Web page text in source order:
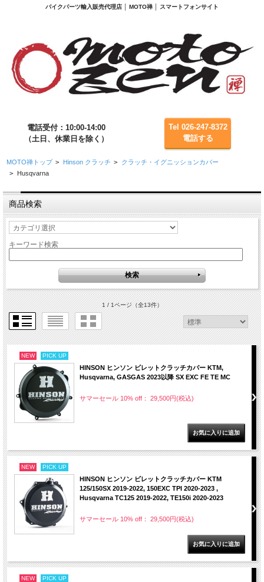
バイクパーツ輸入販売代理店 │ MOTO禅 │ スマートフォンサイト
電話受付：10:00-14:00
（土日、休業日を除く）
Tel 026-247-8372
電話する
MOTO禅トップ > Hinson クラッチ > クラッチ・イグニッションカバー
> Husqvarna
商品検索
キーワード検索
1 / 1ページ（全13件）
NEW PICK UP
HINSON ヒンソン ビレットクラッチカバー KTM,
Husqvarna, GASGAS 2023以降 SX EXC FE TE MC
サマーセール 10% off： 29,500円(税込)
NEW PICK UP
HINSON ヒンソン ビレットクラッチカバー KTM
125/150SX 2019-2022, 150EXC TPI 2020-2023 ,
Husqvarna TC125 2019-2022, TE150i 2020-2023
サマーセール 10% off： 29,500円(税込)
NEW PICK UP